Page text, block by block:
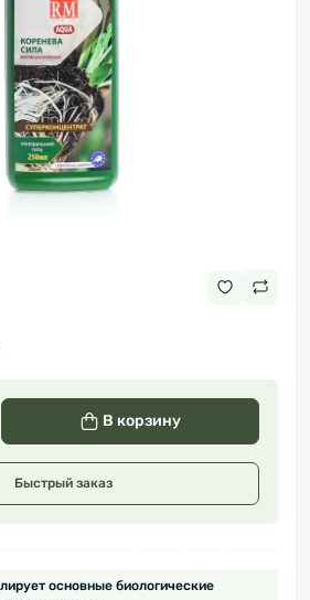
В корзину
Быстрый заказ
основные биологические